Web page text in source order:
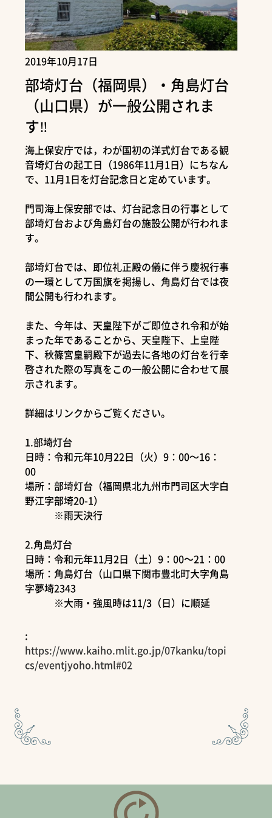
2019年10月17日
部埼灯台（福岡県）・角島灯台
（山口県）が一般公開されま
す‼
海上保安庁では，わが国初の洋式灯台である観
音埼灯台の起工日（1986年11月1日）にちなん
で、11月1日を灯台記念日と定めています。
門司海上保安部では、灯台記念日の行事として
部埼灯台および角島灯台の施設公開が行われま
す。
部埼灯台では、即位礼正殿の儀に伴う慶祝行事
の一環として万国旗を掲揚し、角島灯台では夜
間公開も行われます。
また、今年は、天皇陛下がご即位され令和が始
まった年であることから、天皇陛下、上皇陛
下、秋篠宮皇嗣殿下が過去に各地の灯台を行幸
啓された際の写真をこの一般公開に合わせて展
示されます。
詳細はリンクからご覧ください。
1.部埼灯台
日時：令和元年10月22日（火）9：00～16：
00
場所：部埼灯台（福岡県北九州市門司区大字白
野江字部埼20-1）
※雨天決行
2.角島灯台
日時：令和元年11月2日（土）9：00～21：00
場所：角島灯台（山口県下関市豊北町大字角島
字夢埼2343
※大雨・強風時は11/3（日）に順延
:
https://www.kaiho.mlit.go.jp/07kanku/topi
cs/eventjyoho.html#02